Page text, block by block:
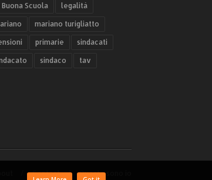
Buona Scuola legalità
mariano turigliatto
primarie sindacati
sindaco tav
Contact Questo sono io